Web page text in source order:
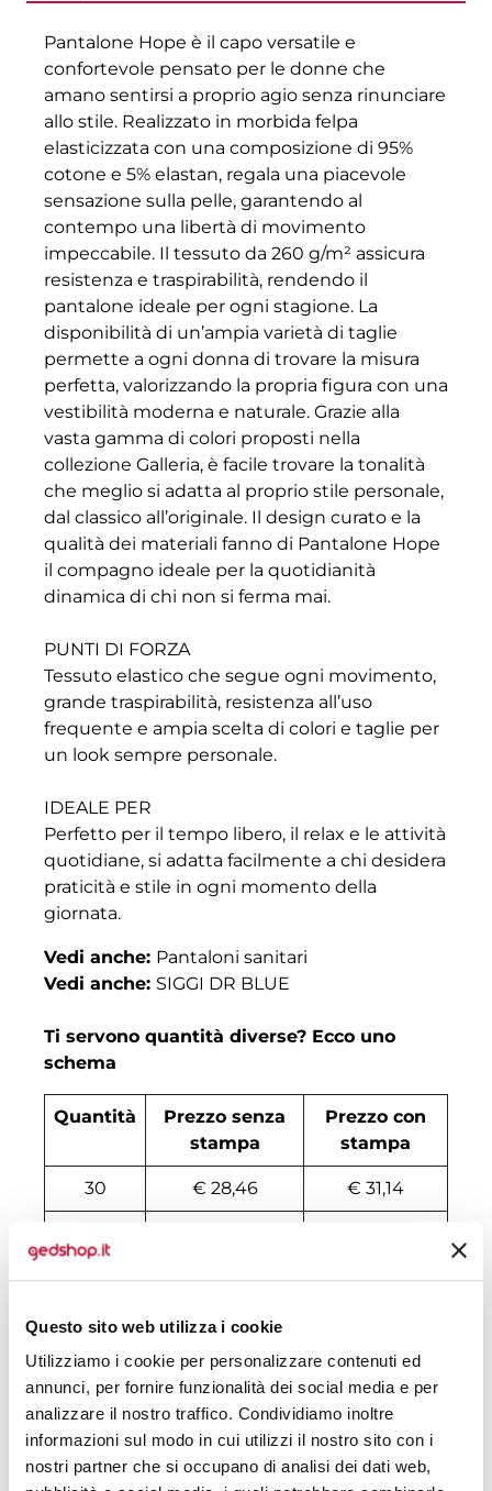
Questo sito web utilizza i cookie
Utilizziamo i cookie per personalizzare contenuti ed
annunci, per fornire funzionalità dei social media e per
analizzare il nostro traffico. Condividiamo inoltre
informazioni sul modo in cui utilizzi il nostro sito con i
nostri partner che si occupano di analisi dei dati web,
Pantalone Hope è il capo versatile e
confortevole pensato per le donne che
amano sentirsi a proprio agio senza rinunciare
allo stile. Realizzato in morbida felpa
elasticizzata con una composizione di 95%
cotone e 5% elastan, regala una piacevole
sensazione sulla pelle, garantendo al
contempo una libertà di movimento
impeccabile. Il tessuto da 260 g/m² assicura
resistenza e traspirabilità, rendendo il
pantalone ideale per ogni stagione. La
disponibilità di un’ampia varietà di taglie
permette a ogni donna di trovare la misura
perfetta, valorizzando la propria figura con una
vestibilità moderna e naturale. Grazie alla
vasta gamma di colori proposti nella
collezione Galleria, è facile trovare la tonalità
che meglio si adatta al proprio stile personale,
dal classico all’originale. Il design curato e la
qualità dei materiali fanno di Pantalone Hope
il compagno ideale per la quotidianità
dinamica di chi non si ferma mai.
PUNTI DI FORZA
Tessuto elastico che segue ogni movimento,
grande traspirabilità, resistenza all’uso
frequente e ampia scelta di colori e taglie per
un look sempre personale.
IDEALE PER
Perfetto per il tempo libero, il relax e le attività
quotidiane, si adatta facilmente a chi desidera
praticità e stile in ogni momento della
giornata.
Vedi anche: Pantaloni sanitari
Vedi anche: SIGGI DR BLUE
Ti servono quantità diverse? Ecco uno
schema
Quantità
Prezzo senza
stampa
Prezzo con
stampa
30 € 28,46 € 31,14
100 € 26,17 € 28,54
200 € 25,09
500 € 24,41 € 30,91
1000 € 23,33 € 27,11
1500 € 23,19 € 26,98